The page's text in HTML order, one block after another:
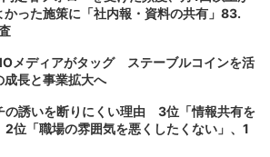
った施策に「社内報・資料の共有」83.
メディアがタッグ ステーブルコインを活
成長と事業拡大へ
の誘いを断りにくい理由 3位「情報共有を
2位「職場の雰囲気を悪くしたくない」、1